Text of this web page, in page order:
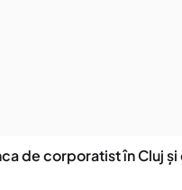
de corporatist în Cluj